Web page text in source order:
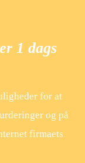
1 dags
for at
og på
firmaets